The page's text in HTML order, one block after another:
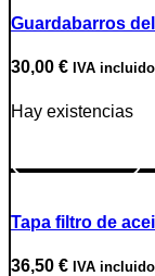
Guardabarros
30,00 € IVA incluido
Hay existencias
Tapa filtro de
36,50 € IVA incluido